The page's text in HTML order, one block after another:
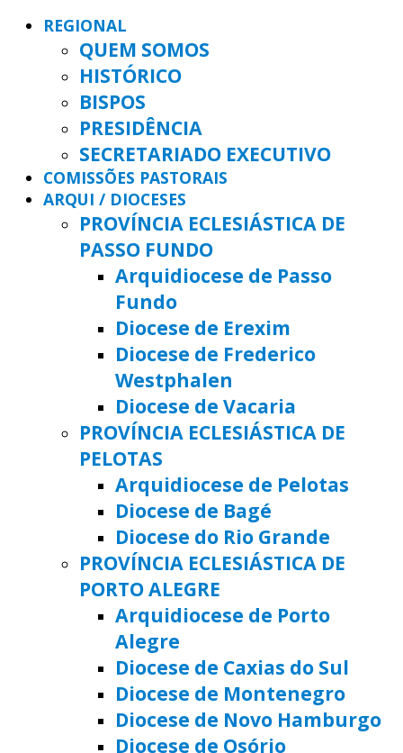
REGIONAL
QUEM SOMOS
HISTÓRICO
BISPOS
PRESIDÊNCIA
SECRETARIADO EXECUTIVO
COMISSÕES PASTORAIS
ARQUI / DIOCESES
PROVÍNCIA ECLESIÁSTICA DE
PASSO FUNDO
Arquidiocese de Passo
Fundo
Diocese de Erexim
Diocese de Frederico
Westphalen
Diocese de Vacaria
PROVÍNCIA ECLESIÁSTICA DE
PELOTAS
Arquidiocese de Pelotas
Diocese de Bagé
Diocese do Rio Grande
PROVÍNCIA ECLESIÁSTICA DE
PORTO ALEGRE
Arquidiocese de Porto
Alegre
Diocese de Caxias do Sul
Diocese de Montenegro
Diocese de Novo Hamburgo
Diocese de Osório